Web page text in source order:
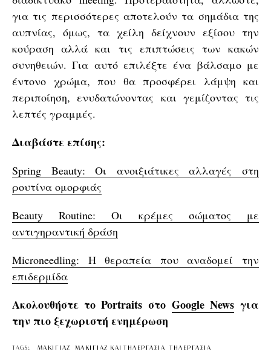
για τις περισσότερες αποτελούν τα σημάδια της
αυπνίας, όμως, τα χείλη δείχνουν εξίσου την
κούραση αλλά και τις επιπτώσεις των κακών
συνηθειών. Για αυτό επιλέξτε ένα βάλσαμο με
έντονο χρώμα, που θα προσφέρει λάμψη και
περιποίηση, ενυδατώνοντας και γεμίζοντας τις
λεπτές γραμμές.
Διαβάστε επίσης:
Spring Beauty: Οι ανοιξιάτικες αλλαγές στη
ρουτίνα ομορφιάς
Beauty Routine: Οι κρέμες σώματος με
αντιγηραντική δράση
Microneedling: Η θεραπεία που αναδομεί την
επιδερμίδα
Ακολουθήστε το Portraits στο Google Newsγια
την πιο ξεχωριστή ενημέρωση
TAGS: ΜΑΚΙΓΙΑΖ ΜΑΚΙΓΙΑΖ ΚΑΙ ΤΗΛΕΡΓΑΣΙΑ ΤΗΛΕΡΓΑΣΙΑ